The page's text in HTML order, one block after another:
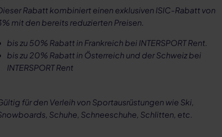
Rabatt kombiniert einen exklusiven ISIC-Rabatt von
mit den bereits reduzierten Preisen.
bis zu 50% Rabatt in Frankreich bei INTERSPORT Rent.
bis zu 20% Rabatt in Österreich und der Schweiz bei
INTERSPORT Rent
für den Verleih von Sportausrüstungen wie Ski,
Schuhe, Schneeschuhe, Schlitten, etc.